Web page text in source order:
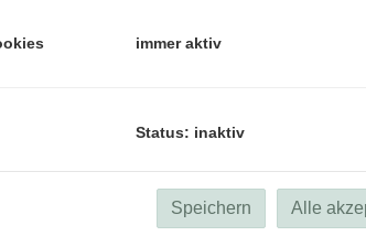
alle
immer aktiv
Status: inaktiv
Speichern Alle